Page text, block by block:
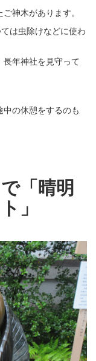
神木があります。
は虫除けなどに使わ
年神社を見守って
の休憩をするのも
「晴明
」